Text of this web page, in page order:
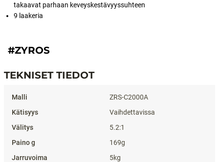
takaavat parhaan keveyskestävyyssuhteen
9 laakeria
#ZYROS
TEKNISET TIEDOT
ZRS-C2000A
Vaihdettavissa
5.2:1
169g
5kg